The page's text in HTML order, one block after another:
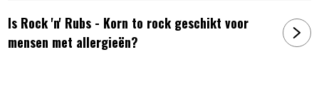
Is Rock 'n' Rubs - Korn to rock geschikt voor
mensen met allergieën?